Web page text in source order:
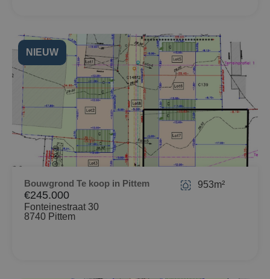
NIEUW
Bouwgrond Te koop in Pittem
€245.000
Fonteinestraat 30
8740 Pittem
953m²